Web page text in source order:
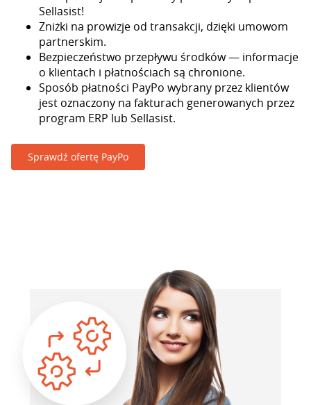
Sellasist!
Zniżki na prowizje od transakcji, dzięki umowom
partnerskim.
Bezpieczeństwo przepływu środków — informacje
o klientach i płatnościach są chronione.
Sposób płatności PayPo wybrany przez klientów
jest oznaczony na fakturach generowanych przez
program ERP lub Sellasist.
Sprawdź ofertę PayPo